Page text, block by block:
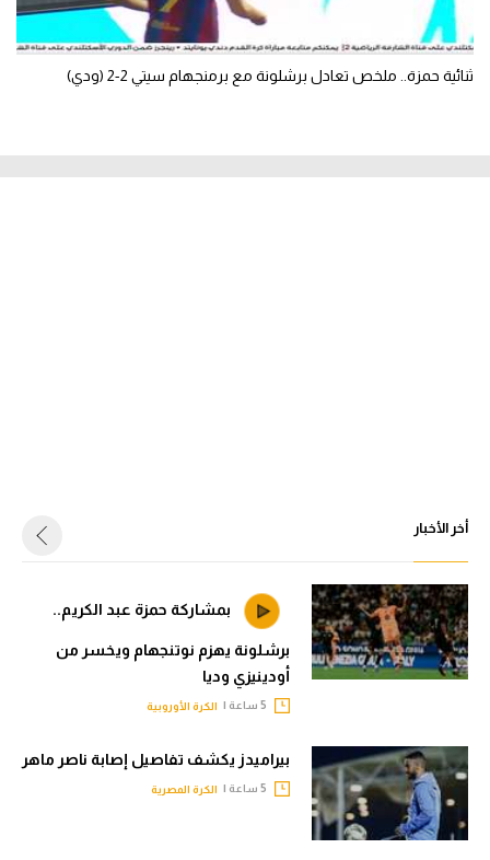
ثنائية حمزة.. ملخص تعادل برشلونة مع برمنجهام سيتي 2-2 (ودي)
أخر الأخبار
بمشاركة حمزة عبد الكريم..
برشلونة يهزم نوتنجهام ويخسر من
أودينيزي وديا
الكرة الأوروبية
بيراميدز يكشف تفاصيل إصابة ناصر ماهر
الكرة المصرية